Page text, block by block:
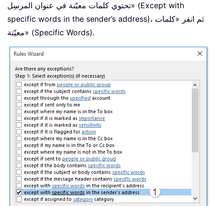
تحتوي كلمات معيّنة في عنوان المرسِل» (Except with
specific words in the sender’s address)، ثم انقر «كلمات
معيّنة» (Specific Words).